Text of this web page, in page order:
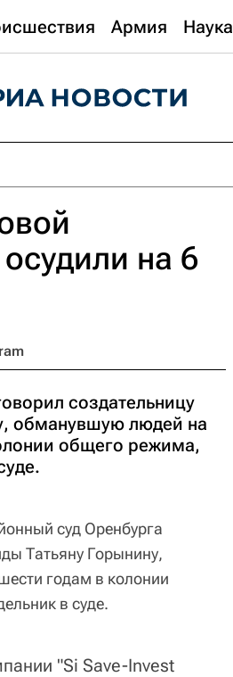
Армия Наука
на 6
создательницу
обманувшую людей на
общего режима,
суд Оренбурга
Татьяну Горынину,
годам в колонии
в суде.
"Si Save-Invest